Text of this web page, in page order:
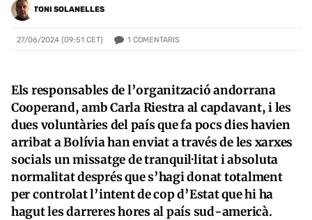
TONI SOLANELLES
27/06/2024 (09:51 CET) 1 COMENTARIS
Els responsables de l’organització andorrana
Cooperand, amb Carla Riestra al capdavant, i les
dues voluntàries del país que fa pocs dies havien
arribat a Bolívia han enviat a través de les xarxes
socials un missatge de tranquil·litat i absoluta
normalitat després que s’hagi donat totalment
per controlat l’intent de cop d’Estat que hi ha
hagut les darreres hores al país sud-americà.